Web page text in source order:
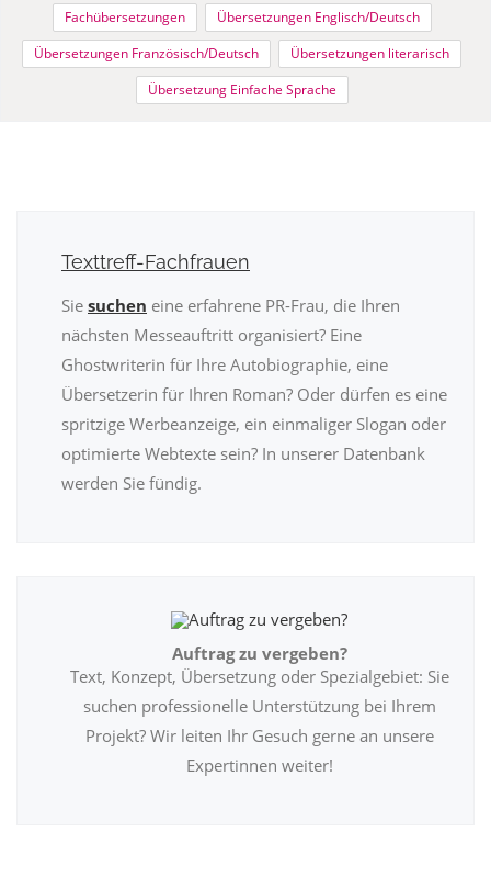
Fachübersetzungen
Übersetzungen Englisch/Deutsch
Übersetzungen Französisch/Deutsch
Übersetzungen literarisch
Übersetzung Einfache Sprache
Texttreff-Fachfrauen
Sie suchen eine erfahrene PR-Frau, die Ihren
nächsten Messeauftritt organisiert? Eine
Ghostwriterin für Ihre Autobiographie, eine
Übersetzerin für Ihren Roman? Oder dürfen es eine
spritzige Werbeanzeige, ein einmaliger Slogan oder
optimierte Webtexte sein? In unserer Datenbank
werden Sie fündig.
Auftrag zu vergeben?
Text, Konzept, Übersetzung oder Spezialgebiet: Sie
suchen professionelle Unterstützung bei Ihrem
Projekt? Wir leiten Ihr Gesuch gerne an unsere
Expertinnen weiter!